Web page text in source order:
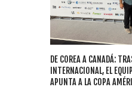
DE COREA A CANADÁ:
INTERNACIONAL, EL
APUNTA A LA COPA